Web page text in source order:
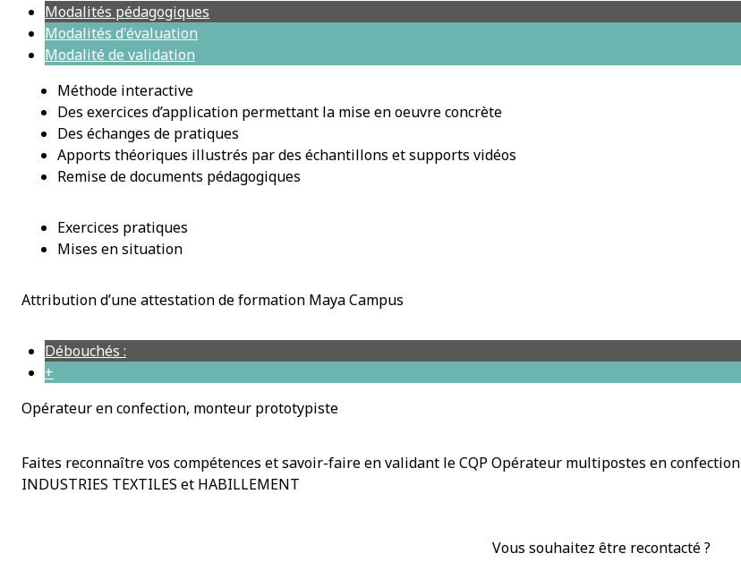
Modalités pédagogiques
Modalités d'évaluation
Modalité de validation
Méthode interactive
Des exercices d’application permettant la mise en oeuvre concrète
Des échanges de pratiques
Apports théoriques illustrés par des échantillons et supports vidéos
Remise de documents pédagogiques
Exercices pratiques
Mises en situation
Attribution d’une attestation de formation Maya Campus
Débouchés :
+
Opérateur en confection, monteur prototypiste
Faites reconnaître vos compétences et savoir-faire en validant le CQP Opérateur multipostes en confection
INDUSTRIES TEXTILES et HABILLEMENT
Vous souhaitez être recontacté ?